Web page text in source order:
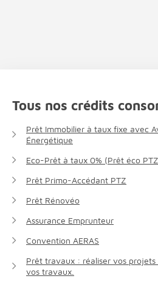
Tous nos crédits
Prêt Immobilier à taux fixe avec
Énergétique
Eco-Prêt à taux 0% (Prêt éco
Prêt Primo-Accédant PTZ
Prêt Rénovéo
Assurance Emprunteur
Convention AERAS
Prêt travaux : réaliser vos
vos travaux.